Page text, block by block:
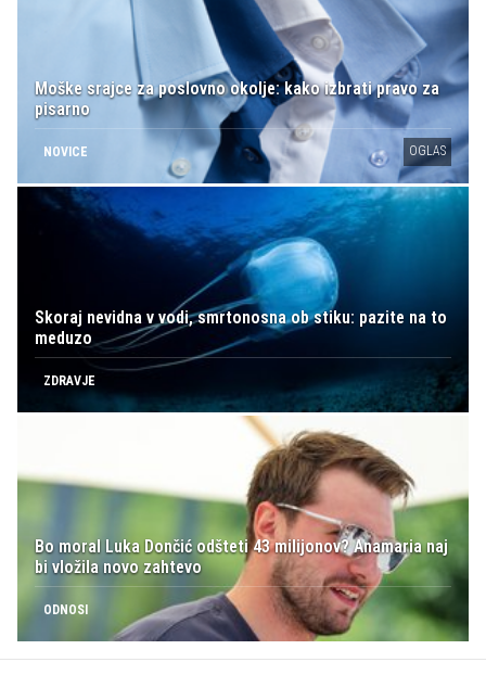
Moške srajce za poslovno okolje: kako izbrati pravo za
pisarno
NOVICE OGLAS
Skoraj nevidna v vodi, smrtonosna ob stiku: pazite na to
meduzo
ZDRAVJE
Bo moral Luka Dončić odšteti 43 milijonov? Anamaria naj
bi vložila novo zahtevo
ODNOSI